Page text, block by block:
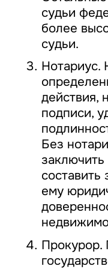
судьи
более
судьи.
Нотариус.
действия,
подписи,
Без
ему
Прокурор.